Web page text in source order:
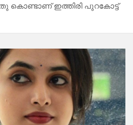
കൊണ്ടാണ് ഇത്തിരി പുറകോട്ട്